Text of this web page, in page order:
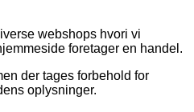
webshops hvori vi
foretager en handel.
der tages forbehold for
oplysninger.